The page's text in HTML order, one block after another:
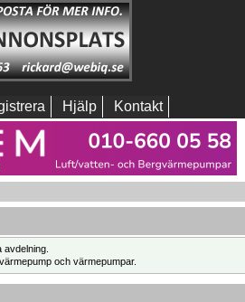
Hjälp Kontakt
avdelning.
och värmepumpar.